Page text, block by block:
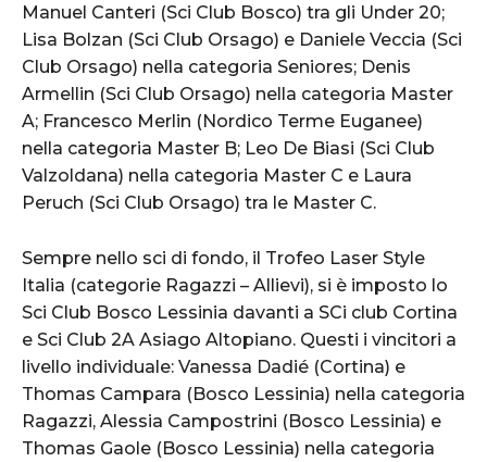
Manuel Canteri (Sci Club Bosco) tra gli Under 20;
Lisa Bolzan (Sci Club Orsago) e Daniele Veccia (Sci
Club Orsago) nella categoria Seniores; Denis
Armellin (Sci Club Orsago) nella categoria Master
A; Francesco Merlin (Nordico Terme Euganee)
nella categoria Master B; Leo De Biasi (Sci Club
Valzoldana) nella categoria Master C e Laura
Peruch (Sci Club Orsago) tra le Master C.
Sempre nello sci di fondo, il Trofeo Laser Style
Italia (categorie Ragazzi – Allievi), si è imposto lo
Sci Club Bosco Lessinia davanti a SCi club Cortina
e Sci Club 2A Asiago Altopiano. Questi i vincitori a
livello individuale: Vanessa Dadié (Cortina) e
Thomas Campara (Bosco Lessinia) nella categoria
Ragazzi, Alessia Campostrini (Bosco Lessinia) e
Thomas Gaole (Bosco Lessinia) nella categoria